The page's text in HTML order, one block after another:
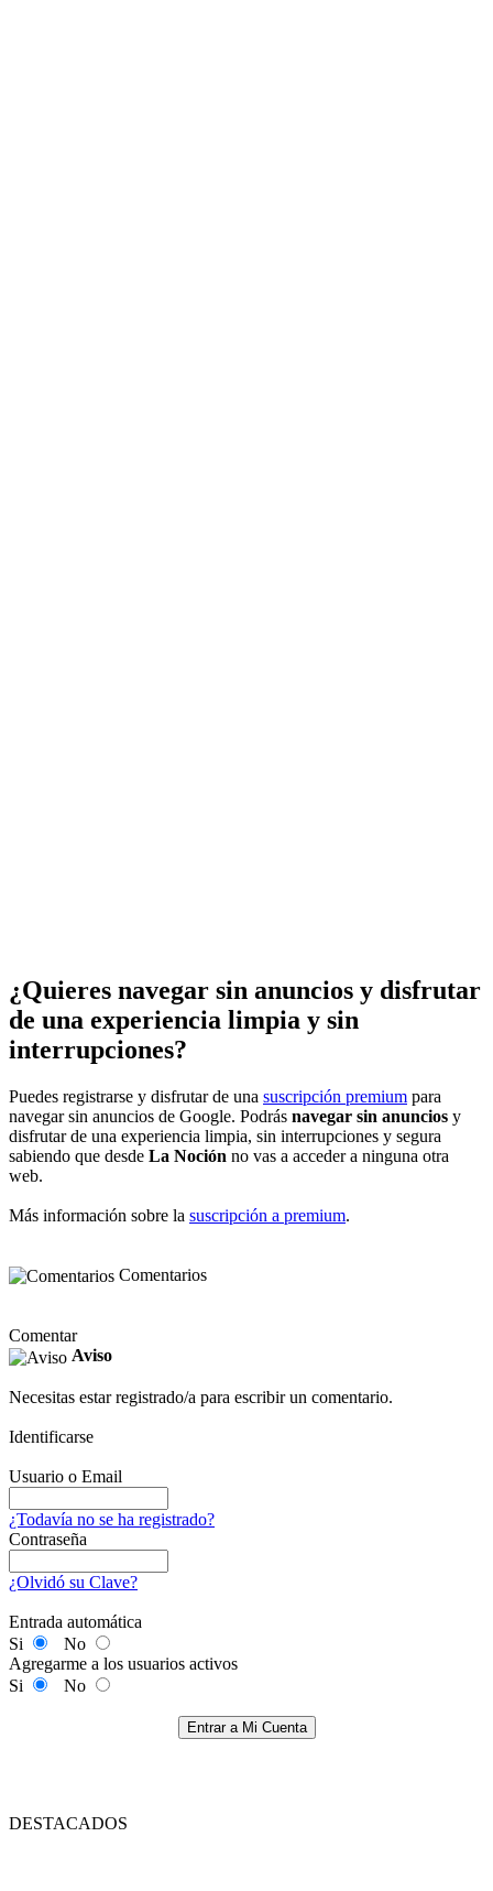
¿Quieres navegar sin anuncios y disfrutar
de una experiencia limpia y sin
interrupciones?
Puedes registrarse y disfrutar de una suscripción premium para
navegar sin anuncios de Google. Podrás navegar sin anuncios y
disfrutar de una experiencia limpia, sin interrupciones y segura
sabiendo que desde La Noción no vas a acceder a ninguna otra
web.
Más información sobre la suscripción a premium.
Comentarios
Comentar
Aviso
Necesitas estar registrado/a para escribir un comentario.
Identificarse
Usuario o Email
¿Todavía no se ha registrado?
Contraseña
¿Olvidó su Clave?
Entrada automática
Si
No
Agregarme a los usuarios activos
Si
No
Entrar a Mi Cuenta
DESTACADOS